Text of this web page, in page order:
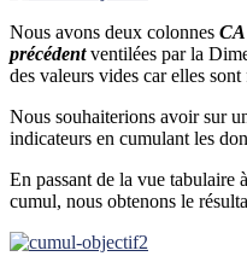
Nous avons deux colonnes CA
précédentventilées par la
des valeurs vides car elles
Nous souhaiterions avoir sur
indicateurs en cumulant les
En passant de la vue tabulaire
cumul, nous obtenons le